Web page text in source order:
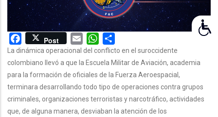
Facebook
Post Email WhatsApp
La dinámica operacional del conflicto en el suroccidente
colombiano llevó a que la Escuela Militar de Aviación, academia
para la formación de oficiales de la Fuerza Aeroespacial,
terminara desarrollando todo tipo de operaciones contra grupos
criminales, organizaciones terroristas y narcotráfico, actividades
que, de alguna manera, desviaban la atención de los